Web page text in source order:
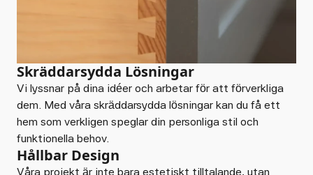
Skräddarsydda Lösningar
Vi lyssnar på dina idéer och arbetar för att förverkliga
dem. Med våra skräddarsydda lösningar kan du få ett
hem som verkligen speglar din personliga stil och
funktionella behov.
Hållbar Design
Våra projekt är inte bara estetiskt tilltalande, utan